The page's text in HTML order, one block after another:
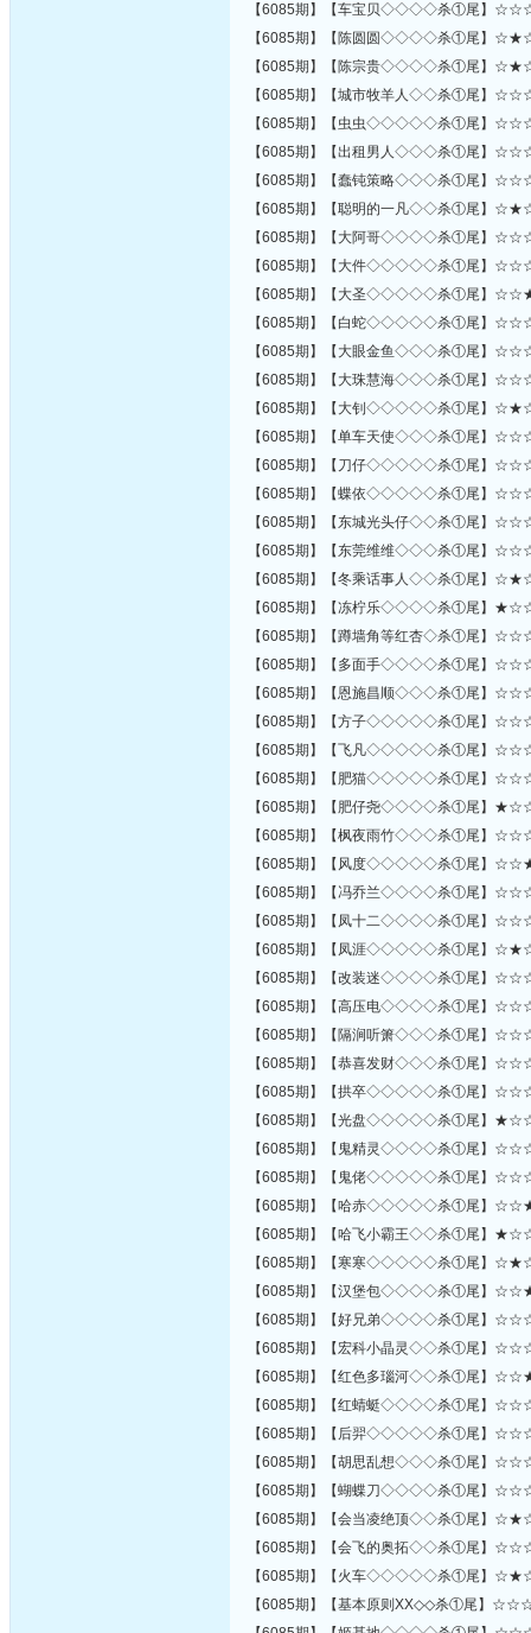
【6085期】【车宝贝◇◇◇◇杀
【6085期】【陈圆圆◇◇◇◇杀
【6085期】【陈宗贵◇◇◇◇杀
【6085期】【城市牧羊人◇◇
【6085期】【虫虫◇◇◇◇◇杀①
【6085期】【出租男人◇◇◇杀
【6085期】【蠢钝策略◇◇◇杀
【6085期】【聪明的一凡◇◇
【6085期】【大阿哥◇◇◇◇杀
【6085期】【大件◇◇◇◇◇杀①
【6085期】【大圣◇◇◇◇◇杀①
【6085期】【白蛇◇◇◇◇◇杀①
【6085期】【大眼金鱼◇◇◇杀
【6085期】【大珠慧海◇◇◇杀
【6085期】【大钊◇◇◇◇◇杀①
【6085期】【单车天使◇◇◇杀
【6085期】【刀仔◇◇◇◇◇杀①
【6085期】【蝶依◇◇◇◇◇杀①
【6085期】【东城光头仔◇◇
【6085期】【东莞维维◇◇◇杀
【6085期】【冬乘话事人◇◇
【6085期】【冻柠乐◇◇◇◇杀
【6085期】【蹲墙角等红杏◇
【6085期】【多面手◇◇◇◇杀
【6085期】【恩施昌顺◇◇◇杀
【6085期】【方子◇◇◇◇◇杀①
【6085期】【飞凡◇◇◇◇◇杀①
【6085期】【肥猫◇◇◇◇◇杀①
【6085期】【肥仔尧◇◇◇◇杀
【6085期】【枫夜雨竹◇◇◇杀
【6085期】【风度◇◇◇◇◇杀①
【6085期】【冯乔兰◇◇◇◇杀
【6085期】【凤十二◇◇◇◇杀
【6085期】【凤涯◇◇◇◇◇杀①
【6085期】【改装迷◇◇◇◇杀
【6085期】【高压电◇◇◇◇杀
【6085期】【隔涧听箫◇◇◇杀
【6085期】【恭喜发财◇◇◇杀
【6085期】【拱卒◇◇◇◇◇杀①
【6085期】【光盘◇◇◇◇◇杀①
【6085期】【鬼精灵◇◇◇◇杀
【6085期】【鬼佬◇◇◇◇◇杀①
【6085期】【哈赤◇◇◇◇◇杀①
【6085期】【哈飞小霸王◇◇
【6085期】【寒寒◇◇◇◇◇杀①
【6085期】【汉堡包◇◇◇◇杀
【6085期】【好兄弟◇◇◇◇杀
【6085期】【宏科小晶灵◇◇
【6085期】【红色多瑙河◇◇
【6085期】【红蜻蜓◇◇◇◇杀
【6085期】【后羿◇◇◇◇◇杀①
【6085期】【胡思乱想◇◇◇杀
【6085期】【蝴蝶刀◇◇◇◇杀
【6085期】【会当凌绝顶◇◇
【6085期】【会飞的奥拓◇◇
【6085期】【火车◇◇◇◇◇杀①
【6085期】【基本原则XX◇◇